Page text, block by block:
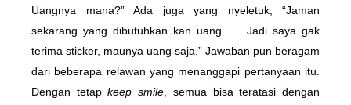
Uangnya mana?” Ada juga yang nyeletuk, “Jaman
sekarang yang dibutuhkan kan uang …. Jadi saya gak
terima sticker, maunya uang saja.” Jawaban pun beragam
dari beberapa relawan yang menanggapi pertanyaan itu.
Dengan tetapkeep smile , semua bisa teratasi dengan